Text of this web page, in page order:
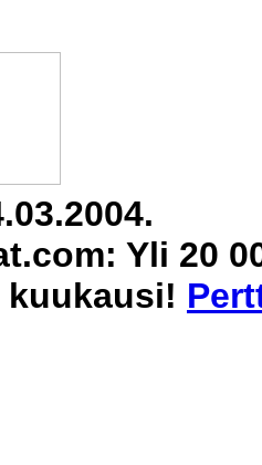
Yli 20